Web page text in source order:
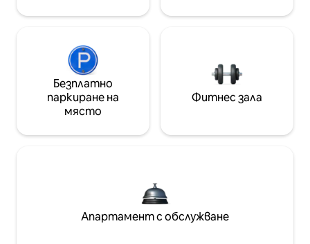
Безплатно
паркиране на
място
Фитнес зала
Апартамент с обслужване